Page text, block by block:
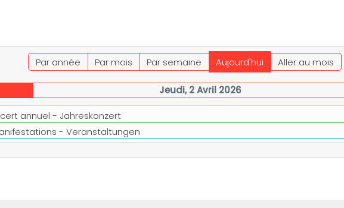
Par année Par mois Par semaine Aujourd'hui Aller au mois
Jeudi, 2 Avril 2026
annuel - Jahreskonzert
- Veranstaltungen